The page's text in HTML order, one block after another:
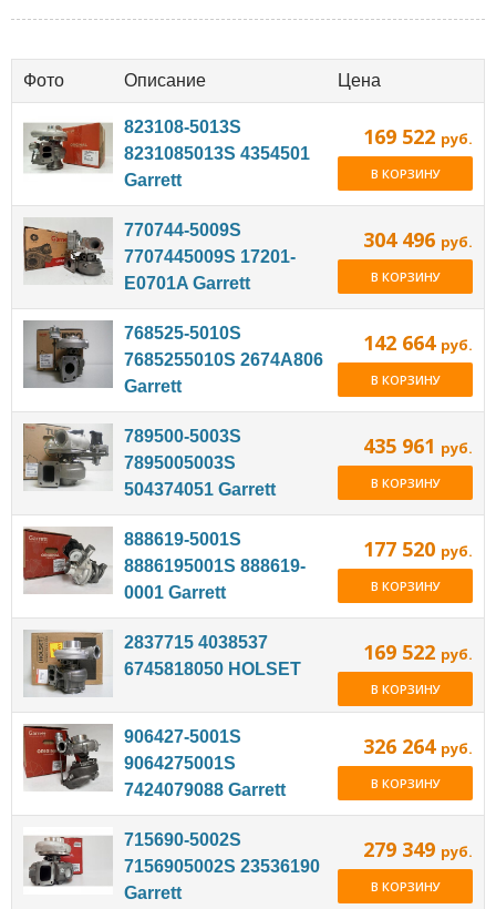
Фото Описание Цена
823108-5013S
8231085013S 4354501
Garrett
169 522 руб.
В КОРЗИНУ
770744-5009S
7707445009S 17201-
E0701A Garrett
304 496 руб.
В КОРЗИНУ
768525-5010S
7685255010S 2674A806
Garrett
142 664 руб.
В КОРЗИНУ
789500-5003S
7895005003S
504374051 Garrett
435 961 руб.
В КОРЗИНУ
888619-5001S
8886195001S 888619-
0001 Garrett
177 520 руб.
В КОРЗИНУ
2837715 4038537
6745818050 HOLSET
169 522 руб.
В КОРЗИНУ
906427-5001S
9064275001S
7424079088 Garrett
326 264 руб.
В КОРЗИНУ
715690-5002S
7156905002S 23536190
Garrett
279 349 руб.
В КОРЗИНУ